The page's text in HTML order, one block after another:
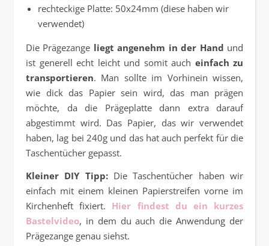
rechteckige Platte: 50x24mm (diese haben wir
verwendet)
Die Prägezange liegt angenehm in der Hand und
ist generell echt leicht und somit auch einfach zu
transportieren. Man sollte im Vorhinein wissen,
wie dick das Papier sein wird, das man prägen
möchte, da die Prägeplatte dann extra darauf
abgestimmt wird. Das Papier, das wir verwendet
haben, lag bei 240g und das hat auch perfekt für die
Taschentücher gepasst.
Kleiner DIY Tipp:Die Taschentücher haben wir
einfach mit einem kleinen Papierstreifen vorne im
Kirchenheft fixiert. Hier findest du ein kurzes
Bastelvideo, in dem du auch die Anwendung der
Prägezange genau siehst.